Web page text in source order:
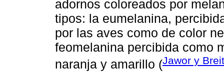
adornos coloreados por
tipos: la eumelanina,
por las aves como de color
feomelanina percibida como
naranja y amarillo (Jawor y